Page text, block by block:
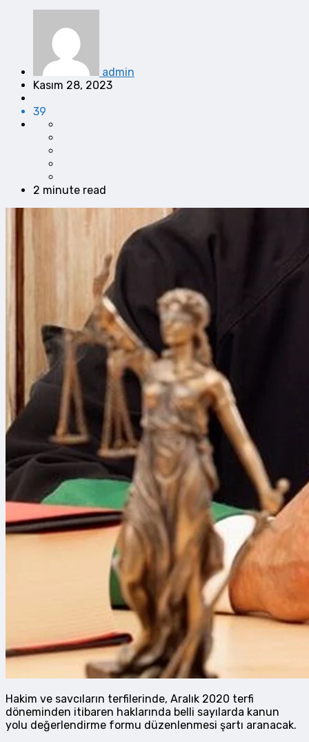
admin
Kasım 28, 2023
39
2 minute read
Hakim ve savcıların terfilerinde, Aralık 2020 terfi
döneminden itibaren haklarında belli sayılarda kanun
yolu değerlendirme formu düzenlenmesi şartı aranacak.